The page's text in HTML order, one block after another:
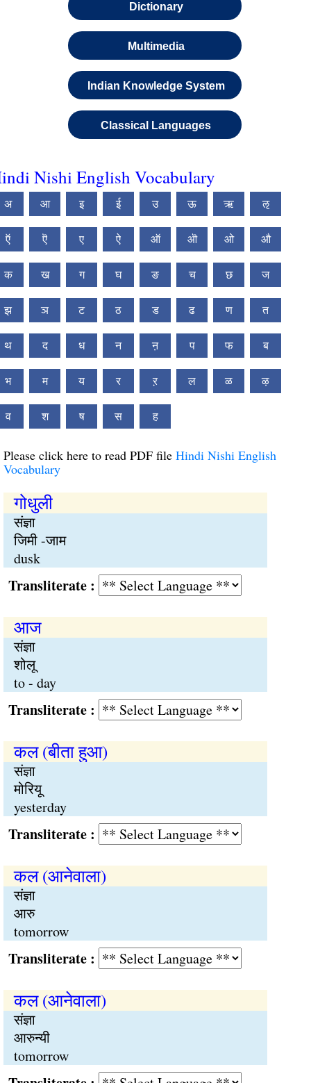
Dictionary
Multimedia
Indian Knowledge System
Classical Languages
Nishi English Vocabulary
अ आ इ ई उ ऊ ऋ ऌ
ऍ ऎ ए ऐ ऑ ऒ ओ औ
क ख ग घ ङ च छ ज
झ ञ ट ठ ड ढ ण त
थ द ध न ऩ प फ ब
भ म य र ऱ ल ळ ऴ
व श ष स ह
Please click here to read PDF file Hindi Nishi English
Vocabulary
गोधुली
संज्ञा
जिमी -जाम
dusk
:
आज
संज्ञा
शोलू
to - day
:
कल (बीता हुआ)
संज्ञा
मोरियू
yesterday
:
कल (आनेवाला)
संज्ञा
आरु
tomorrow
:
कल (आनेवाला)
संज्ञा
आरुन्यी
tomorrow